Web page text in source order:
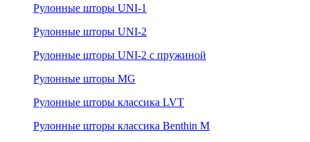
Рулонные шторы UNI-1
Рулонные шторы UNI-2
Рулонные шторы UNI-2 с пружиной
Рулонные шторы MG
Рулонные шторы классика LVT
Рулонные шторы классика Benthin M